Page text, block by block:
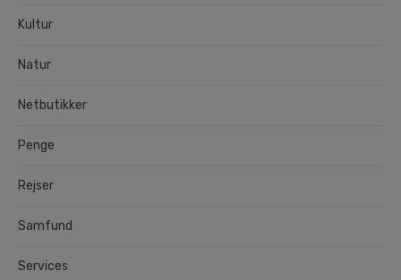
Kultur
Natur
Netbutikker
Penge
Rejser
Samfund
Services